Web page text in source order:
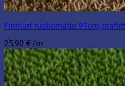
Finnturf ruohomatto 91cm,
25,90 € /m